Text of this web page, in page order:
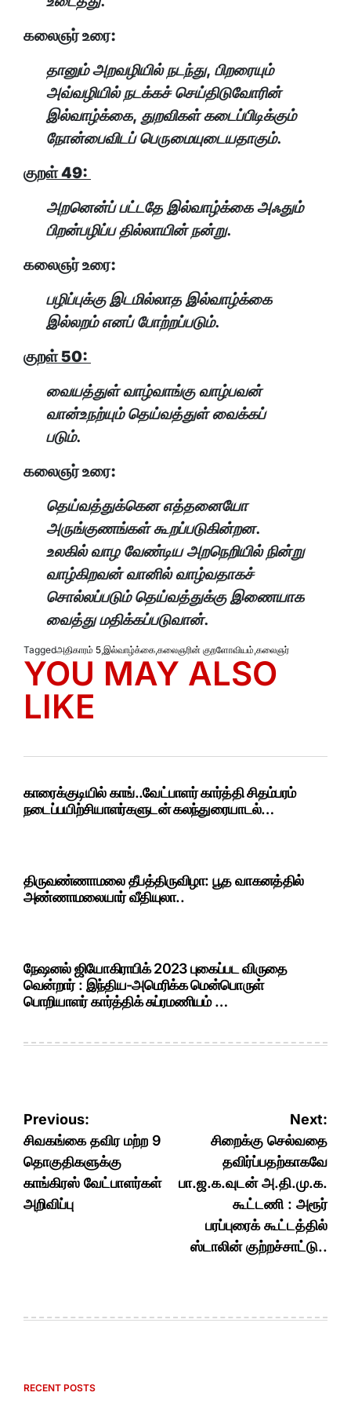
கலைஞர் உரை:
தானும் அறவழியில் நடந்து, பிறரையும்
அவ்வழியில் நடக்கச் செய்திடுவோரின்
இல்வாழ்க்கை, துறவிகள் கடைப்பிடிக்கும்
நோன்பைவிடப் பெருமையுடையதாகும்.
குறள் 49:
அறனென்ப் பட்டதே இல்வாழ்க்கை அஃதும்
பிறன்பழிப்ப தில்லாயின் நன்று.
கலைஞர் உரை:
பழிப்புக்கு இடமில்லாத இல்வாழ்க்கை
இல்லறம் எனப் போற்றப்படும்.
குறள் 50:
வையத்துள் வாழ்வாங்கு வாழ்பவன்
வான்உநற்யும் தெய்வத்துள் வைக்கப்
படும்.
கலைஞர் உரை:
தெய்வத்துக்கென எத்தனையோ
அருங்குணங்கள் கூறப்படுகின்றன.
உலகில் வாழ வேண்டிய அறநெறியில் நின்று
வாழ்கிறவன் வானில் வாழ்வதாகச்
சொல்லப்படும் தெய்வத்துக்கு இணையாக
வைத்து மதிக்கப்படுவான்.
Taggedஅதிகாரம் 5,இல்வாழ்க்கை,கலைஞரின் குறளோவியம்,கலைஞர்
YOU MAY ALSO
LIKE
காரைக்குடியில் காங்..வேட்பாளர் கார்த்தி சிதம்பரம்
நடைப்பயிற்சியாளர்களுடன் கலந்துரையாடல்…
திருவண்ணாமலை தீபத்திருவிழா: பூத வாகனத்தில்
அண்ணாமலையார் வீதியுலா..
நேஷனல் ஜியோகிராபிக் 2023 புகைப்பட விருதை
வென்றார் : இந்திய-அமெரிக்க மென்பொருள்
பொறியாளர் கார்த்திக் சுப்ரமணியம் …
Post
navigation
Previous:
சிவகங்கை தவிர மற்ற 9
தொகுதிகளுக்கு
காங்கிரஸ் வேட்பாளர்கள்
அறிவிப்பு
Next:
சிறைக்கு செல்வதை
தவிர்ப்பதற்காகவே
பா.ஜ.க.வுடன் அ.தி.மு.க.
கூட்டணி : அரூர்
பரப்புரைக் கூட்டத்தில்
ஸ்டாலின் குற்றச்சாட்டு..
RECENT POSTS